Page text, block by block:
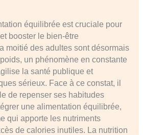
équilibrée est cruciale pour
booster le bien-être
moitié des adultes sont désormais
un phénomène en constante
la santé publique et
sérieux. Face à ce constat, il
de repenser ses habitudes
une alimentation équilibrée,
qui apporte les nutriments
de calories inutiles. La nutrition